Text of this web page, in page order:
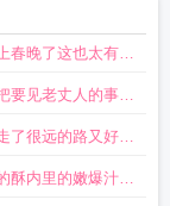
春晚了这也太有出
要见老丈人的事情
了很远的路又好像
酥内里的嫩爆汁的